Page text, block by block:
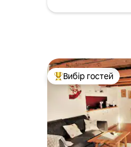
Топ вибір гостей
Вибір гостей